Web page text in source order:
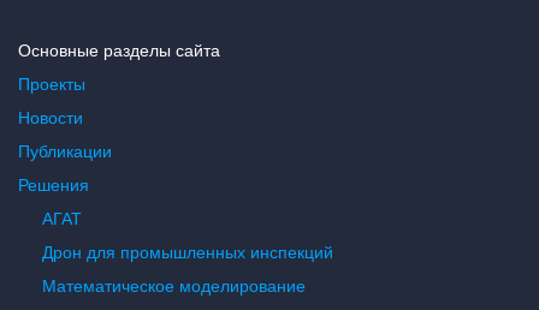
Основные разделы сайта
Проекты
Новости
Публикации
Решения
АГАТ
Дрон для промышленных инспекций
Математическое моделирование